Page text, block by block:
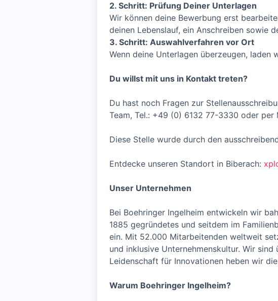
2. Schritt: Prüfung Deiner Unterlagen
Wir können deine Bewerbung erst
deinen Lebenslauf, ein Anschreiben sowie
3. Schritt: Auswahlverfahren vor Ort
Wenn deine Unterlagen überzeugen,
Du willst mit uns in Kontakt treten?
Du hast noch Fragen zur
Team, Tel.: +49 (0) 6132 77-3330 oder per
Diese Stelle wurde durch den
Entdecke unseren Standort in Biberach:
Unser Unternehmen
Bei Boehringer Ingelheim entwickeln wir
1885 gegründetes und seitdem im
ein. Mit 52.000 Mitarbeitenden weltweit
und inklusive Unternehmenskultur. Wir
Leidenschaft für Innovationen heben wir
Warum Boehringer Ingelheim?